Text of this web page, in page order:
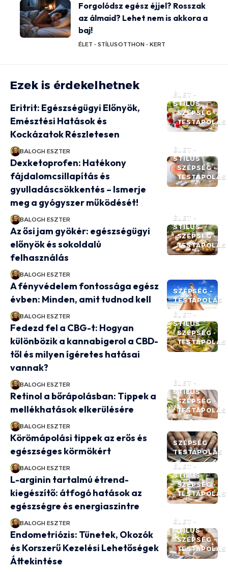
Forgolódsz egész éjjel? Rosszak
az álmaid? Lehet nem is akkora a
baj!
ÉLET - STÍLUSOTTHON - KERT
Ezek is érdekelhetnek
ÉLET -
STÍLUS
SZÉPSÉG -
TESTÁPOLÁS
Eritrit: Egészségügyi Előnyök,
Emésztési Hatások és
Kockázatok Részletesen
BALOGH ESZTER
ÉLET -
STÍLUS
SZÉPSÉG -
TESTÁPOLÁS
Dexketoprofen: Hatékony
fájdalomcsillapítás és
gyulladáscsökkentés – Ismerje
meg a gyógyszer működését!
BALOGH ESZTER
ÉLET -
STÍLUS
SZÉPSÉG -
TESTÁPOLÁS
Az ősi jam gyökér: egészségügyi
előnyök és sokoldalú
felhasználás
BALOGH ESZTER
SZÉPSÉG -
TESTÁPOLÁS
A fényvédelem fontossága egész
évben: Minden, amit tudnod kell
BALOGH ESZTER
ÉLET -
STÍLUS
SZÉPSÉG -
TESTÁPOLÁS
Fedezd fel a CBG-t: Hogyan
különbözik a kannabigerol a CBD-
től és milyen ígéretes hatásai
vannak?
BALOGH ESZTER
ÉLET -
STÍLUS
SZÉPSÉG -
TESTÁPOLÁS
Retinol a bőrápolásban: Tippek a
mellékhatások elkerülésére
BALOGH ESZTER
SZÉPSÉG -
TESTÁPOLÁS
Körömápolási tippek az erős és
egészséges körmökért
BALOGH ESZTER
ÉLET -
STÍLUS
SZÉPSÉG -
TESTÁPOLÁS
L-arginin tartalmú étrend-
kiegészítő: átfogó hatások az
egészségre és energiaszintre
BALOGH ESZTER
ÉLET -
STÍLUS
SZÉPSÉG -
TESTÁPOLÁS
Endometriózis: Tünetek, Okozók
és Korszerű Kezelési Lehetőségek
Áttekintése